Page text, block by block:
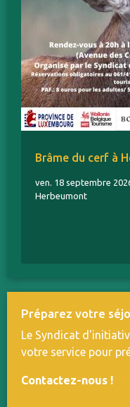
Brâme du cerf à
ven. 18 septembre
Herbeumont
Préparez votre
Le Syndicat
votre service pour
Contactez-nous !